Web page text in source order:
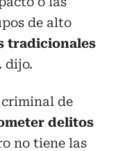
de alto
tradicionales
dijo.
criminal de
delitos
no tiene las